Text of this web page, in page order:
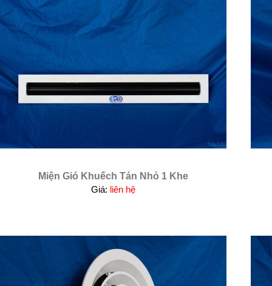
Miện Gió Khuếch Tán Nhỏ 1 Khe
Giá: liên hệ